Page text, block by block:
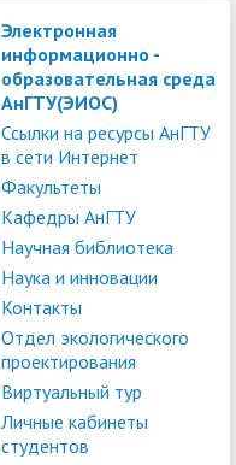
Электронная
информационно -
образовательная среда
АнГТУ(ЭИОС)
Ссылки на ресурсы АнГТУ
в сети Интернет
Факультеты
Кафедры АнГТУ
Научная библиотека
Наука и инновации
Контакты
Отдел экологического
проектирования
Виртуальный тур
Личные кабинеты
студентов